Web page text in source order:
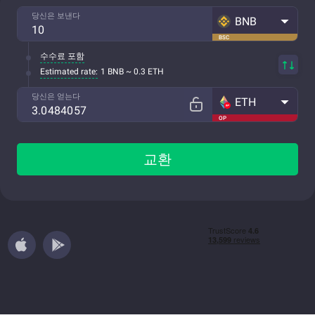
당신은 보낸다
BSC
BNB
수수료 포함
Estimated rate: 1 BNB ~ 0.3 ETH
당신은 얻는다
OP
ETH
교환